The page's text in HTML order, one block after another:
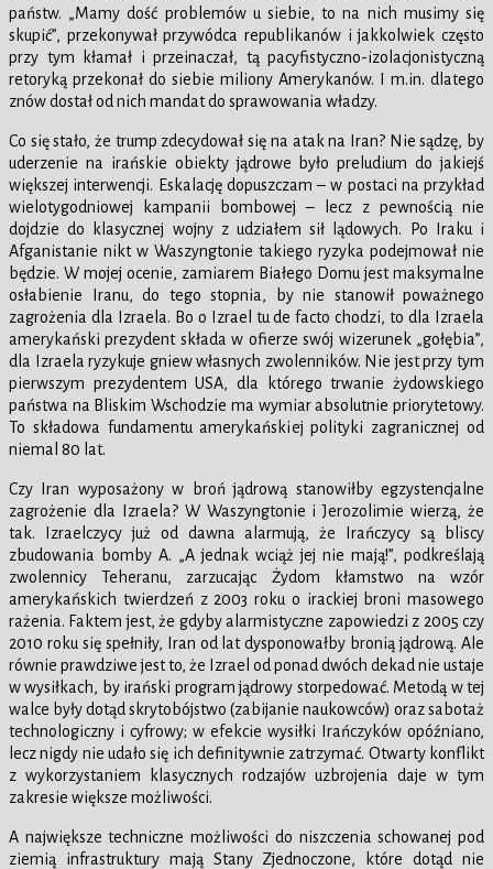
państw. „Mamy dość problemów u siebie, to na nich musimy się
skupić”, przekonywał przywódca republikanów i jakkolwiek często
przy tym kłamał i przeinaczał, tą pacyfistyczno-izolacjonistyczną
retoryką przekonał do siebie miliony Amerykanów. I m.in. dlatego
znów dostał od nich mandat do sprawowania władzy.
Co się stało, że trump zdecydował się na atak na Iran? Nie sądzę, by
uderzenie na irańskie obiekty jądrowe było preludium do jakiejś
większej interwencji. Eskalację dopuszczam – w postaci na przykład
wielotygodniowej kampanii bombowej – lecz z pewnością nie
dojdzie do klasycznej wojny z udziałem sił lądowych. Po Iraku i
Afganistanie nikt w Waszyngtonie takiego ryzyka podejmował nie
będzie. W mojej ocenie, zamiarem Białego Domu jest maksymalne
osłabienie Iranu, do tego stopnia, by nie stanowił poważnego
zagrożenia dla Izraela. Bo o Izrael tu de facto chodzi, to dla Izraela
amerykański prezydent składa w ofierze swój wizerunek „gołębia”,
dla Izraela ryzykuje gniew własnych zwolenników. Nie jest przy tym
pierwszym prezydentem USA, dla którego trwanie żydowskiego
państwa na Bliskim Wschodzie ma wymiar absolutnie priorytetowy.
To składowa fundamentu amerykańskiej polityki zagranicznej od
niemal 80 lat.
Czy Iran wyposażony w broń jądrową stanowiłby egzystencjalne
zagrożenie dla Izraela? W Waszyngtonie i Jerozolimie wierzą, że
tak. Izraelczycy już od dawna alarmują, że Irańczycy są bliscy
zbudowania bomby A. „A jednak wciąż jej nie mają!”, podkreślają
zwolennicy Teheranu, zarzucając Żydom kłamstwo na wzór
amerykańskich twierdzeń z 2003 roku o irackiej broni masowego
rażenia. Faktem jest, że gdyby alarmistyczne zapowiedzi z 2005 czy
2010 roku się spełniły, Iran od lat dysponowałby bronią jądrową. Ale
równie prawdziwe jest to, że Izrael od ponad dwóch dekad nie ustaje
w wysiłkach, by irański program jądrowy storpedować. Metodą w tej
walce były dotąd skrytobójstwo (zabijanie naukowców) oraz sabotaż
technologiczny i cyfrowy; w efekcie wysiłki Irańczyków opóźniano,
lecz nigdy nie udało się ich definitywnie zatrzymać. Otwarty konflikt
z wykorzystaniem klasycznych rodzajów uzbrojenia daje w tym
zakresie większe możliwości.
A największe techniczne możliwości do niszczenia schowanej pod
ziemią infrastruktury mają Stany Zjednoczone, które dotąd nie